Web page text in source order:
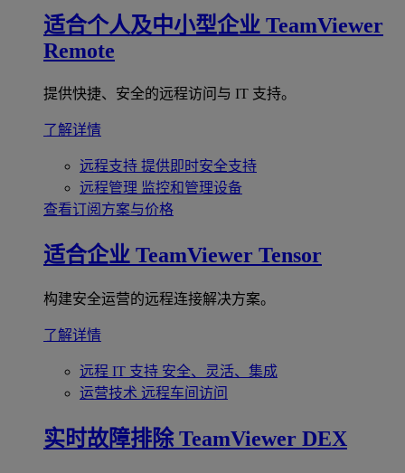
适合个人及中小型企业 TeamViewer
Remote
提供快捷、安全的远程访问与 IT 支持。
了解详情
远程支持 提供即时安全支持
远程管理 监控和管理设备
查看订阅方案与价格
适合企业 TeamViewer Tensor
构建安全运营的远程连接解决方案。
了解详情
远程 IT 支持 安全、灵活、集成
运营技术 远程车间访问
实时故障排除 TeamViewer DEX